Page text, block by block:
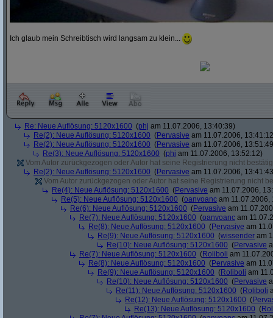
Ich glaub mein Schreibtisch wird langsam zu klein...
Re: Neue Auflösung: 5120x1600 (phj am 11.07.2006, 13:40:39)
Re(2): Neue Auflösung: 5120x1600 (Pervasive am 11.07.2006,
Re(2): Neue Auflösung: 5120x1600 (Pervasive am 11.07.2006,
Re(3): Neue Auflösung: 5120x1600 (phj am 11.07.2006, 13:52:12)
Vom Autor zurückgezogen oder Autor hat seine Registrierung nicht
Re(2): Neue Auflösung: 5120x1600 (Pervasive am 11.07.2006,
Vom Autor zurückgezogen oder Autor hat seine Registrierung nicht
Re(4): Neue Auflösung: 5120x1600 (Pervasive am 11.07.2006,
Re(5): Neue Auflösung: 5120x1600 (oanvoanc am 11.07.2006,
Re(6): Neue Auflösung: 5120x1600 (Pervasive am
Re(7): Neue Auflösung: 5120x1600 (oanvoanc am
Re(8): Neue Auflösung: 5120x1600 (Pervasive am
Re(9): Neue Auflösung: 5120x1600 (wissender am
Re(10): Neue Auflösung: 5120x1600 (Pervasive
Re(7): Neue Auflösung: 5120x1600 (Roliboli am
Re(8): Neue Auflösung: 5120x1600 (Pervasive am
Re(9): Neue Auflösung: 5120x1600 (Roliboli am
Re(10): Neue Auflösung: 5120x1600 (Pervasive
Re(11): Neue Auflösung: 5120x1600 (Roliboli
Re(12): Neue Auflösung: 5120x1600 (
Re(13): Neue Auflösung: 5120x1600 (